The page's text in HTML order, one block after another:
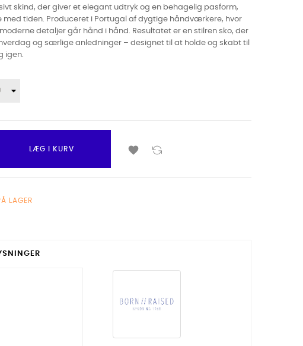
skind, der giver et elegant udtryk og en behagelig pasform,
med tiden. Produceret i Portugal af dygtige håndværkere, hvor
detaljer går hånd i hånd. Resultatet er en stilren sko, der
og særlige anledninger – designet til at holde og skabt til
igen.
LÆG I KURV 
LAGER